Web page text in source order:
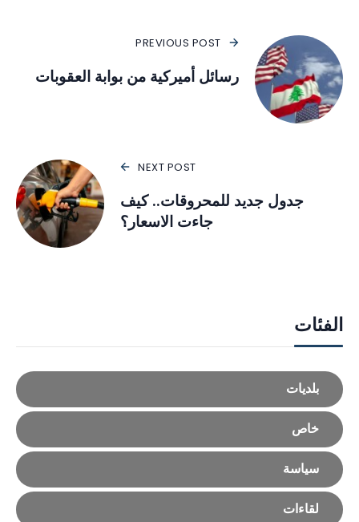
PREVIOUS POST
رسائل أميركية من بوابة العقوبات
NEXT POST
جدول جديد للمحروقات.. كيف
جاءت الاسعار؟
الفئات
بلديات
خاص
سياسة
لقاءات